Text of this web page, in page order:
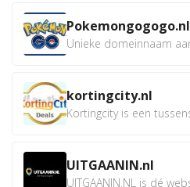
Pokemongogogo.nl
kortingcity.nl
UITGAANIN.nl